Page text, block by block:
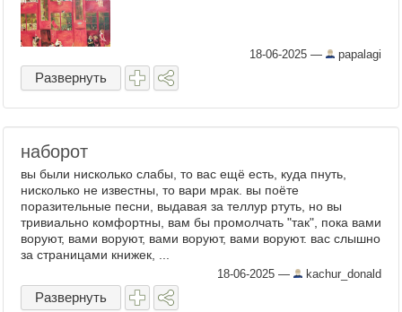
18-06-2025 — papalagi
Развернуть
наборот
вы были нисколько слабы, то вас ещё есть, куда пнуть,
нисколько не известны, то вари мрак. вы поёте
поразительные песни, выдавая за теллур ртуть, но вы
тривиально комфортны, вам бы промолчать "так", пока вами
воруют, вами воруют, вами воруют, вами воруют. вас слышно
за страницами книжек, ...
18-06-2025 — kachur_donald
Развернуть